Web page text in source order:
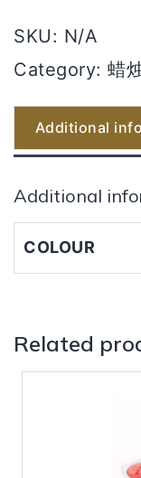
quantity
SKU: N/A
Category: 蜡
Additional
Additional
COLOUR
Related